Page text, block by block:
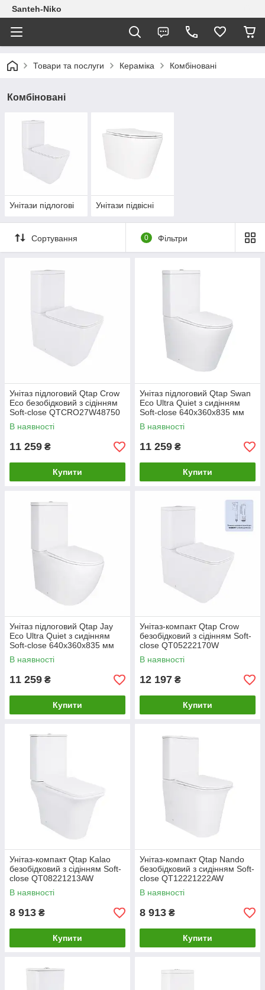
Santeh-Niko
Товари та послуги Кераміка Комбіновані
Комбіновані
Унітази підлогові Унітази підвісні
Сортування 0 Фільтри
Унітаз підлоговий Qtap Crow
Eco безобідковий з сідінням
Soft-close QTCRO27W48750
В наявності
11 259 ₴
Купити
Унітаз підлоговий Qtap Swan
Eco Ultra Quiet з сидінням
Soft-close 640x360x835 мм
QTSWA27W48748 White
В наявності
11 259 ₴
Купити
Унітаз підлоговий Qtap Jay
Eco Ultra Quiet з сидінням
Soft-close 640x360x835 мм
QTJAY27W48749 White
В наявності
11 259 ₴
Купити
Унітаз-компакт Qtap Crow
безобідковий з сідінням Soft-
close QT05222170W
В наявності
12 197 ₴
Купити
Унітаз-компакт Qtap Kalao
безобідковий з сідінням Soft-
close QT08221213AW
В наявності
8 913 ₴
Купити
Унітаз-компакт Qtap Nando
безобідковий з сидінням Soft-
close QT12221222AW
В наявності
8 913 ₴
Купити